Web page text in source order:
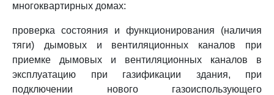
многоквартирных домах:
проверка состояния и функционирования (наличия
тяги) дымовых и вентиляционных каналов при
приемке дымовых и вентиляционных каналов в
эксплуатацию при газификации здания, при
подключении нового газоиспользующего